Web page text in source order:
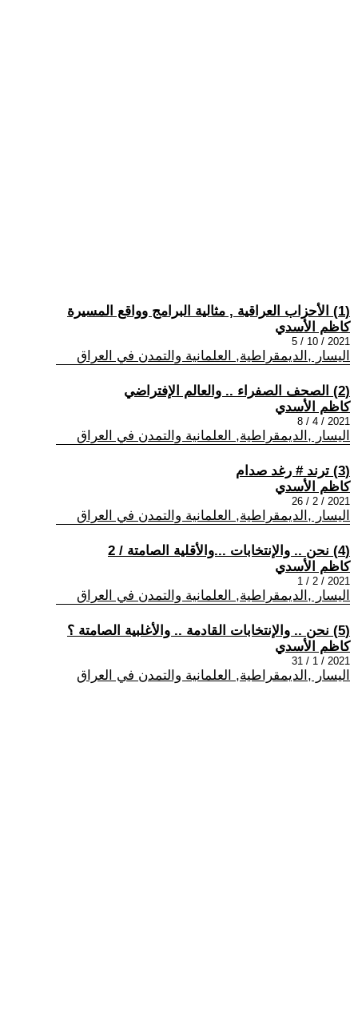
(1) الأحزاب العراقية , مثالية البرامج وواقع المسيرة
كاظم الأسدي
2021 / 10 / 5
اليسار ,الديمقراطية, العلمانية والتمدن في العراق
(2) الصحف الصفراء .. والعالم الإفتراضي
كاظم الأسدي
2021 / 4 / 8
اليسار ,الديمقراطية, العلمانية والتمدن في العراق
(3) ترند # رغد صدام
كاظم الأسدي
2021 / 2 / 26
اليسار ,الديمقراطية, العلمانية والتمدن في العراق
(4) نحن .. والإنتخابات ...والأقلية الصامتة / 2
كاظم الأسدي
2021 / 2 / 1
اليسار ,الديمقراطية, العلمانية والتمدن في العراق
(5) نحن .. والإنتخابات القادمة .. والأغلبية الصامتة ؟
كاظم الأسدي
2021 / 1 / 31
اليسار ,الديمقراطية, العلمانية والتمدن في العراق